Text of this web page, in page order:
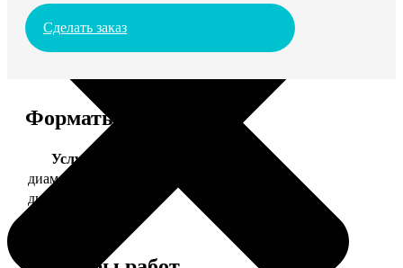
Сделать заказ
Форматы и цены
Услуга
диаметр 37 мм
диаметр 56 мм